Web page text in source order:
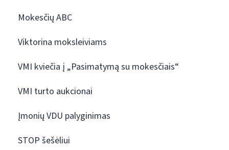
Mokesčių ABC
Viktorina moksleiviams
VMI kviečia į „Pasimatymą su mokesčiais“
VMI turto aukcionai
Įmonių VDU palyginimas
STOP šešėliui